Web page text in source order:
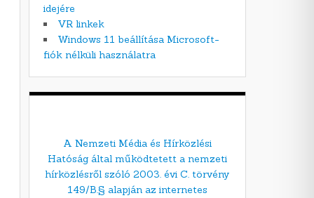
idejére
VR linkek
Windows 11 beállítása Microsoft-
fiók nélküli használatra
A Nemzeti Média és Hírközlési
Hatóság által működtetett a nemzeti
hírközlésről szóló 2003. évi C. törvény
149/B.§ alapján az internetes